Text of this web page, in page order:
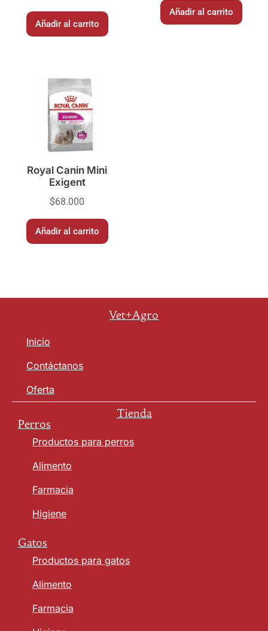
Añadir al carrito
Añadir al carrito
Royal Canin Mini
Exigent
$68.000
Añadir al carrito
Vet+Agro
Inicio
Contáctanos
Oferta
Tienda
Perros
Productos para perros
Alimento
Farmacia
Higiene
Gatos
Productos para gatos
Alimento
Farmacia